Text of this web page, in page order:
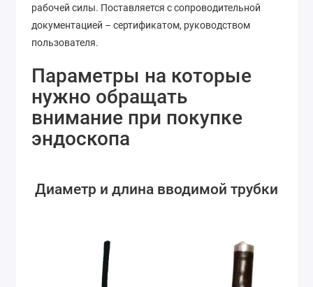
рабочей силы. Поставляется с сопроводительной
документацией – сертификатом, руководством
пользователя.
Параметры на которые
нужно обращать
внимание при покупке
эндоскопа
Диаметр и длина вводимой трубки